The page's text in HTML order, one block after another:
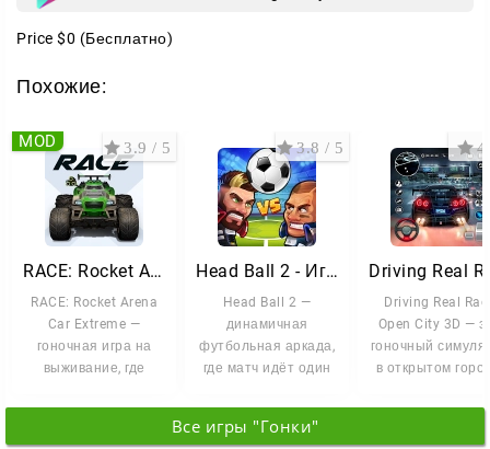
пробивайтесь обратно в высшую лигу. Удачи на
Price $0 (Бесплатно)
Похожие:
RACE: Rocket Arena Car Extreme
RACE: Rocket Arena
Car Extreme —
гоночная игра на
выживание, где
ракеты и бешеная
3.9 / 5
MOD
Head Ball 2 - Игра в футбол
Head Ball 2 —
динамичная
футбольная аркада,
где матч идёт один
реальными
соперниками со
3.8 / 5
Driving Real
Open City 3D —
гоночный
в открытом
выбираете
4
Все игры "Гонки"